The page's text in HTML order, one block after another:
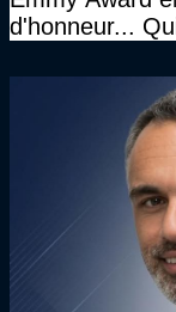
d'honneur...